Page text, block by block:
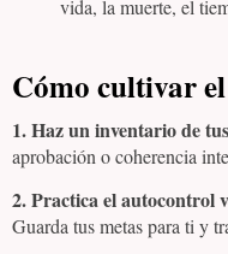
vida, la muerte, el
Cómo cultivar
1. Haz un inventario de
aprobación o coherencia
2. Practica el autocontrol
Guarda tus metas para ti y